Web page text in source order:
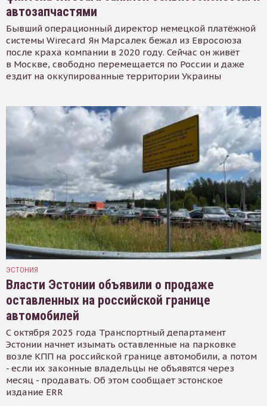
автозапчастями
Бывший операционный директор немецкой платёжной
системы Wirecard Ян Марсалек бежал из Евросоюза
после краха компании в 2020 году. Сейчас он живёт
в Москве, свободно перемещается по России и даже
ездит на оккупированные территории Украины
ЭСТОНИЯ
Власти Эстонии объявили о продаже
оставленных на российской границе
автомобилей
С октября 2025 года Транспортный департамент
Эстонии начнет изымать оставленные на парковке
возле КПП на российской границе автомобили, а потом
- если их законные владельцы не объявятся через
месяц - продавать. Об этом сообщает эстонское
издание ERR